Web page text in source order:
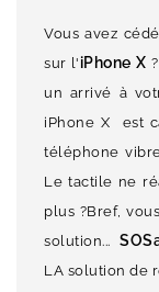
Vous avez
sur l' iPhone X
un arrivé à
iPhone X est
téléphone
Le tactile ne
plus ?Bref,
solution...
LA solution de